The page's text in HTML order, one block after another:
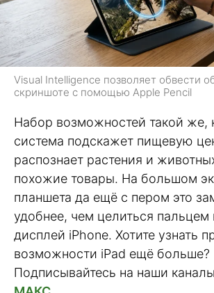
Visual Intelligence позволяет обвести
скриншоте с помощью Apple Pencil
Набор возможностей такой же,
система подскажет пищевую
распознает растения и
похожие товары. На большом
планшета да ещё с пером это
удобнее, чем целиться пальцем
дисплей iPhone. Хотите узнать
возможности iPad ещё больше?
Подписывайтесь на наши